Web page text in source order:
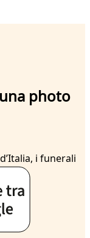
photo
i funerali